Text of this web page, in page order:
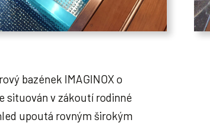
bazének IMAGINOX o
situován v zákoutí rodinné
upoutá rovným širokým